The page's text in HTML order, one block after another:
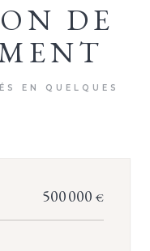
DE
EN QUELQUES
500 000 €